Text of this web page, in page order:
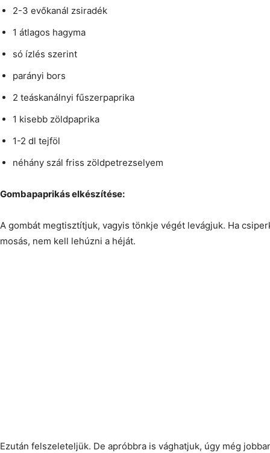
2-3 evőkanál zsiradék
1 átlagos hagyma
só ízlés szerint
parányi bors
2 teáskanálnyi fűszerpaprika
1 kisebb zöldpaprika
1-2 dl tejföl
néhány szál friss zöldpetrezselyem
Gombapaprikás elkészítése:
A gombát megtisztítjuk, vagyis tönkje végét levágjuk. Ha
mosás, nem kell lehúzni a héját.
Ezután felszeleteljük. De apróbbra is vághatjuk, úgy még